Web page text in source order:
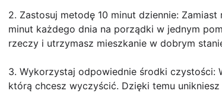
2. Zastosuj metodę 10 minut dziennie:
minut każdego dnia na porządki w jednym
rzeczy i utrzymasz mieszkanie w dobrym
3. Wykorzystaj odpowiednie środki czystości:
którą chcesz wyczyścić. Dzięki temu